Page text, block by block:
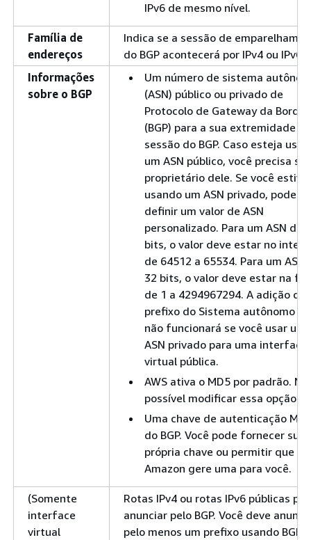
IPv6 de mesmo nível.
Família de
endereços
Indica se a sessão de
do BGP acontecerá por IPv4 ou IPv6.
Informações
sobre o BGP
Um número de sistema
(ASN) público ou privado de
Protocolo de Gateway da Borda
(BGP) para a sua extremidade da
sessão do BGP. Caso esteja
um ASN público, você precisa
proprietário dele. Se você
usando um ASN privado, poderá
definir um valor de ASN
personalizado. Para um ASN de
bits, o valor deve estar no
de 64512 a 65534. Para um ASN
32 bits, o valor deve estar na
de 1 a 4294967294. A adição de
prefixo do Sistema autônomo
não funcionará se você usar um
ASN privado para uma interface
virtual pública.
AWS ativa o MD5 por padrão.
possível modificar essa opção.
Uma chave de autenticação
do BGP. Você pode fornecer sua
própria chave ou permitir que a
Amazon gere uma para você.
(Somente
interface
virtual
Rotas IPv4 ou rotas IPv6 públicas
anunciar pelo BGP. Você deve
pelo menos um prefixo usando BGP,